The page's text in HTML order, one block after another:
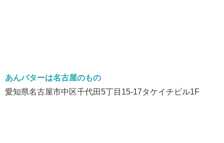
あんバターは名古屋のもの
愛知県名古屋市中区千代田5丁目15-17タケイチビル1F